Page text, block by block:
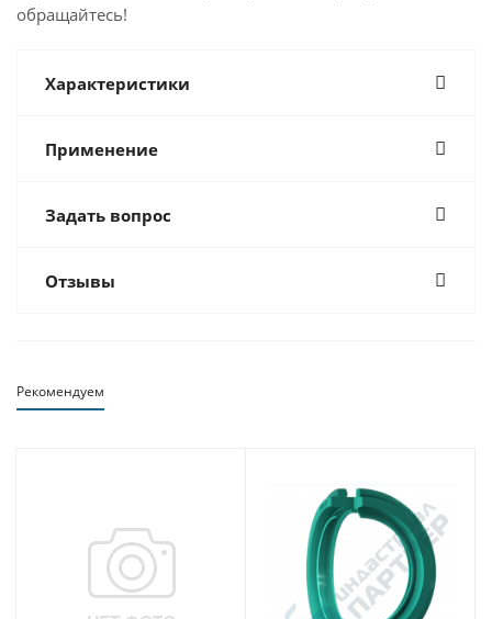
обращайтесь!
Характеристики
Применение
Задать вопрос
Отзывы
Рекомендуем